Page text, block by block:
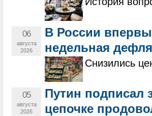
06
августа
2026
В России
недельная
Снизились
05
августа
2026
Путин подписал
цепочке